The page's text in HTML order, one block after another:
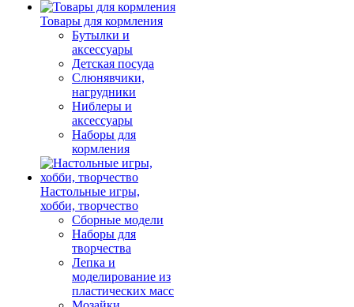
Товары для кормления
Бутылки и
аксессуары
Детская посуда
Слюнявчики,
нагрудники
Ниблеры и
аксессуары
Наборы для
кормления
Настольные игры,
хобби, творчество
Сборные модели
Наборы для
творчества
Лепка и
моделирование из
пластических масс